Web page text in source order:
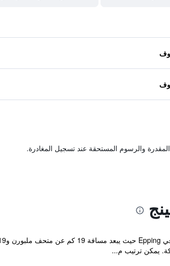
والرسوم المستحقة عند تسجيل المغادرة.
يمكن ترتيب م...